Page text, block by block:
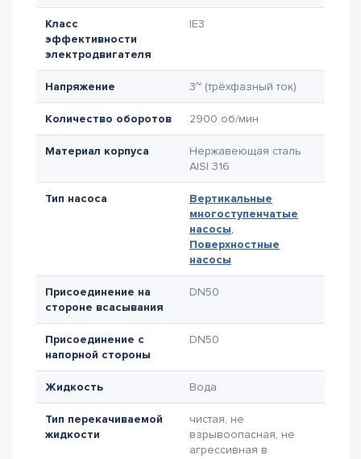
Класс
эффективности
электродвигателя
IE3
Напряжение 3~ (трёхфазный ток)
Количество оборотов 2900 об/мин
Материал корпуса
Нержавеющая сталь
AISI 316
Тип насоса
Вертикальные
многоступенчатые
насосы,
Поверхностные
насосы
Присоединение на
стороне всасывания
DN50
Присоединение с
напорной стороны
DN50
Жидкость Вода
Тип перекачиваемой
жидкости
чистая, не
взрывоопасная, не
агрессивная в